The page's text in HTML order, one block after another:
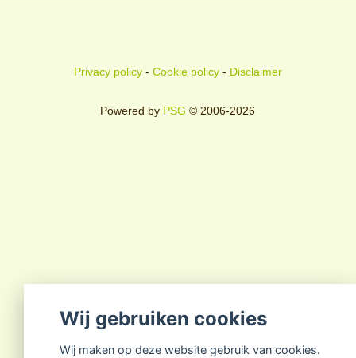
Privacy policy- Cookie policy- Disclaimer
Powered by PSG © 2006-2026
Wij gebruiken cookies
Wij maken op deze website gebruik van cookies.